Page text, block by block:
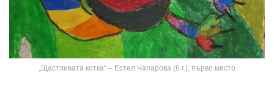
„Щастливата котка“ – Естел Чапарова (6 г.), първо място